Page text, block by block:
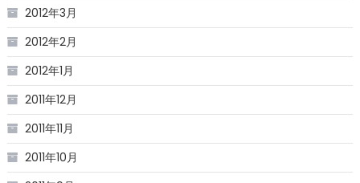
2012年3月
2012年2月
2012年1月
2011年12月
2011年11月
2011年10月